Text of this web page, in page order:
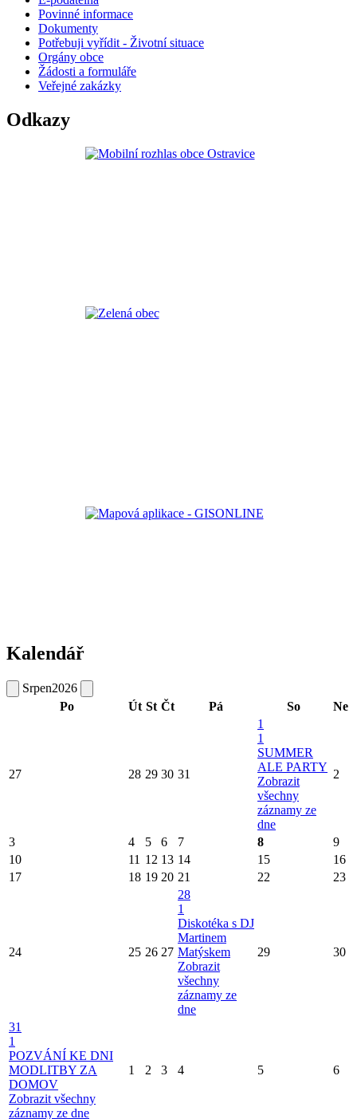
Povinné informace
Dokumenty
Potřebuji vyřídit - Životní situace
Orgány obce
Žádosti a formuláře
Veřejné zakázky
Odkazy
Kalendář
Srpen2026
Po
Út St Čt Pá So Ne
27 28 29 30 31
1
1
SUMMER
ALE PARTY
Zobrazit
všechny
záznamy ze
dne
2
3 4 5 6 7 8
9
10
11 12 13 14 15
16
17
18 19 20 21 22 23
24 25 26 27
28
1
Diskotéka s DJ
Martinem
Matýskem
Zobrazit
všechny
záznamy ze
dne
29 30
31
1
POZVÁNÍ KE DNI
MODLITBY ZA
DOMOV
Zobrazit všechny
záznamy ze dne
1 2 3 4 5 6